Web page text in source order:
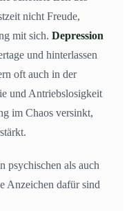
nicht Freude,
mit sich. Depression
und hinterlassen
oft auch in der
und Antriebslosigkeit
im Chaos versinkt,
psychischen als auch
Anzeichen dafür sind